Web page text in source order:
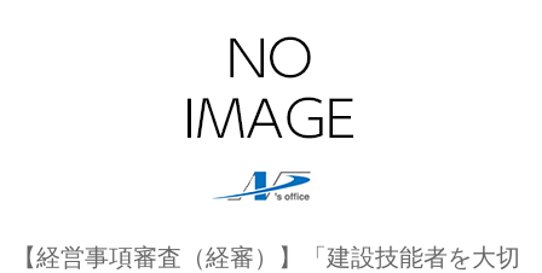
【経営事項審査（経審）】「建設技能者を大切